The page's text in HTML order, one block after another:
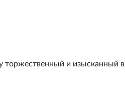
и изысканный